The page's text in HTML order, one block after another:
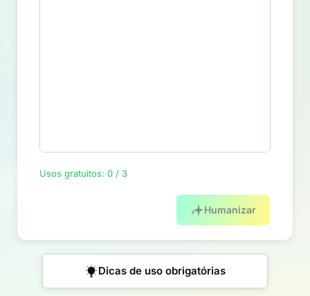
Usos gratuitos: 0 / 3
Humanizar
Dicas de uso obrigatórias